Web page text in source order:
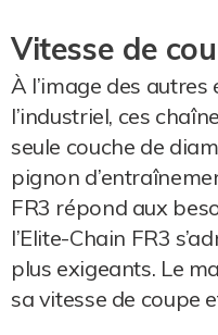
Vitesse de
À l’image des
l’industriel, ces
seule couche de
pignon
FR3 répond aux
l’Elite-Chain FR3
plus exigeants. Le
sa vitesse de coupe